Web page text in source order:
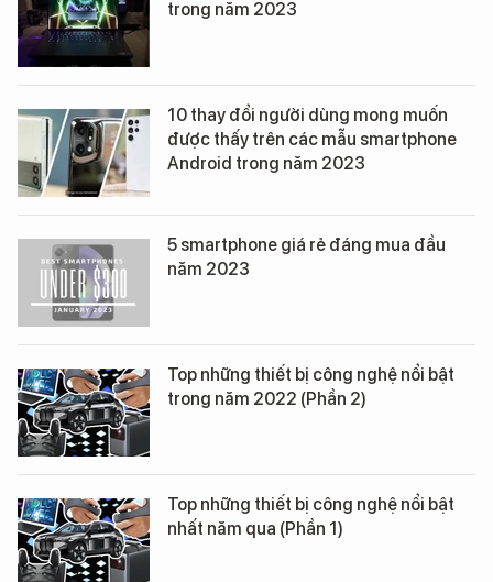
trong năm 2023
10 thay đổi người dùng mong muốn
được thấy trên các mẫu smartphone
Android trong năm 2023
5 smartphone giá rẻ đáng mua đầu
năm 2023
Top những thiết bị công nghệ nổi bật
trong năm 2022 (Phần 2)
Top những thiết bị công nghệ nổi bật
nhất năm qua (Phần 1)